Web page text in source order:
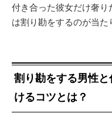
付き合った彼女だけ奢
は割り勘をするのが当た
割り勘をする男性
けるコツとは？